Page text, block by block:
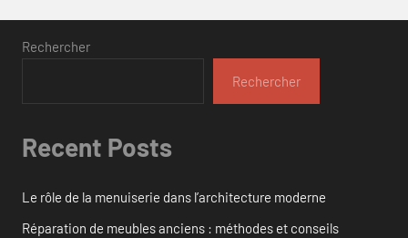
Rechercher
Rechercher
Recent Posts
Le rôle de la menuiserie dans l’architecture moderne
Réparation de meubles anciens : méthodes et conseils